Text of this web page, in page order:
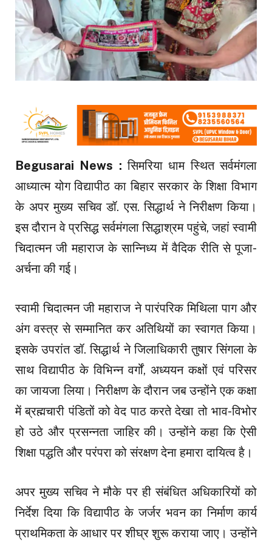
Begusarai News :सिमरिया धाम स्थित सर्वमंगला
आध्यात्म योग विद्यापीठ का बिहार सरकार के शिक्षा विभाग
के अपर मुख्य सचिव डॉ. एस. सिद्धार्थ ने निरीक्षण किया।
इस दौरान वे प्रसिद्ध सर्वमंगला सिद्धाश्रम पहुंचे, जहां स्वामी
चिदात्मन जी महाराज के सान्निध्य में वैदिक रीति से पूजा-
अर्चना की गई।
स्वामी चिदात्मन जी महाराज ने पारंपरिक मिथिला पाग और
अंग वस्त्र से सम्मानित कर अतिथियों का स्वागत किया।
इसके उपरांत डॉ. सिद्धार्थ ने जिलाधिकारी तुषार सिंगला के
साथ विद्यापीठ के विभिन्न वर्गों, अध्ययन कक्षों एवं परिसर
का जायजा लिया। निरीक्षण के दौरान जब उन्होंने एक कक्षा
में ब्रह्मचारी पंडितों को वेद पाठ करते देखा तो भाव-विभोर
हो उठे और प्रसन्नता जाहिर की। उन्होंने कहा कि ऐसी
शिक्षा पद्धति और परंपरा को संरक्षण देना हमारा दायित्व है।
अपर मुख्य सचिव ने मौके पर ही संबंधित अधिकारियों को
निर्देश दिया कि विद्यापीठ के जर्जर भवन का निर्माण कार्य
प्राथमिकता के आधार पर शीघ्र शुरू कराया जाए। उन्होंने